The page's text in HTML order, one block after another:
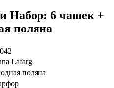
Набор: 6 чашек +
поляна
Lafarg
поляна